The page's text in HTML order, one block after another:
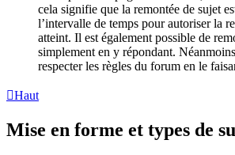
cela signifie que la remontée de sujet
l’intervalle de temps pour autoriser la
atteint. Il est également possible de
simplement en y répondant.
respecter les règles du forum en le
Haut
Mise en forme et types de